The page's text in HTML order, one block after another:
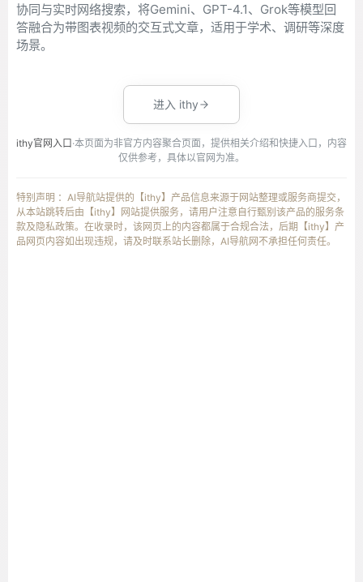
协同与实时网络搜索，将Gemini、GPT-4.1、Grok等模型回
答融合为带图表视频的交互式文章，适用于学术、调研等深度
场景。
进入 ithy
ithy官网入口 ·本页面为非官方内容聚合页面，提供相关介绍和快捷入口，内容
仅供参考，具体以官网为准。
特别声明 ：AI导航站提供的【ithy】产品信息来源于网站整理或服务商提交，
从本站跳转后由【ithy】网站提供服务，请用户注意自行甄别该产品的服务条
款及隐私政策。在收录时，该网页上的内容都属于合规合法，后期【ithy】产
品网页内容如出现违规，请及时联系站长删除，AI导航网不承担任何责任。